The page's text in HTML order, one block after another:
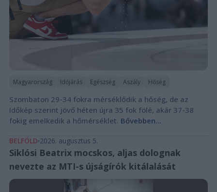
Magyarország Időjárás Egészség Aszály Hőség
Szombaton 29-34 fokra mérséklődik a hőség, de az
Időkép szerint jövő héten újra 35 fok fölé, akár 37-38
fokig emelkedik a hőmérséklet. Bővebben...
BELFÖLD 2026. augusztus 5.
Siklósi Beatrix mocskos, aljas dolognak
nevezte az MTI-s újságírók kitálalását